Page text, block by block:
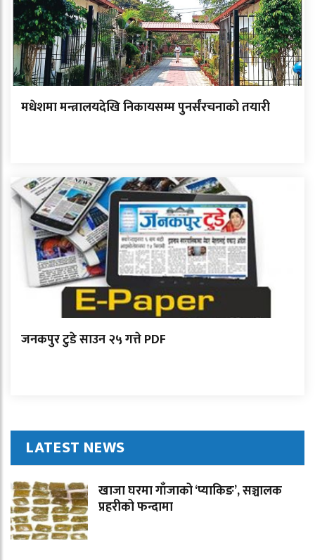
मधेशमा मन्त्रालयदेखि निकायसम्म पुनर्संरचनाको तयारी
जनकपुर टुडे साउन २५ गत्ते PDF
LATEST NEWS
खाजा घरमा गाँजाको ‘प्याकिङ’, सञ्चालक
प्रहरीको फन्दामा